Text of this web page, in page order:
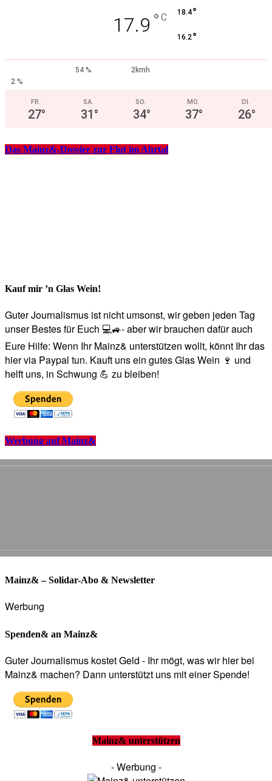
17.9 ° C 18.4°
16.2°
54 %
2kmh
2 %
FR.
27°
SA.
31°
SO.
34°
MO.
37°
DI.
26°
Das Mainz&-Dossier zur Flut im Ahrtal
Kauf mir ’n Glas Wein!
Guter Journalismus ist nicht umsonst, wir geben jeden Tag
unser Bestes für Euch 💻🚙- aber wir brauchen dafür auch
Eure Hilfe: Wenn Ihr Mainz& unterstützen wollt, könnt Ihr das
hier via Paypal tun. Kauft uns ein gutes Glas Wein 🍷 und
helft uns, in Schwung 💪 zu bleiben!
Werbung auf Mainz&
Mainz& – Solidar-Abo & Newsletter
Werbung
Spenden& an Mainz&
Guter Journalismus kostet Geld - Ihr mögt, was wir hier bei
Mainz& machen? Dann unterstützt uns mit einer Spende!
Mainz& unterstützen
- Werbung -